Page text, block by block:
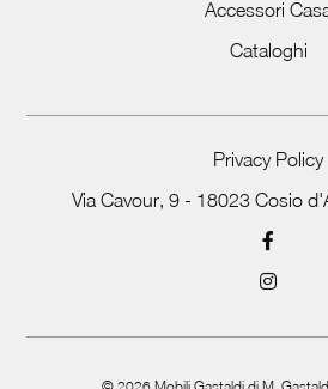
Accessori
Cataloghi
Privacy Policy
Via Cavour, 9 - 18023 Cosio
© 2026 Mobili Gastaldi di M.